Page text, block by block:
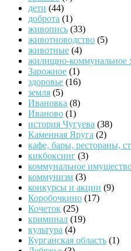
дети (44)
доброта (1)
живопись (33)
животноводство (5)
животные (4)
жилищно-коммунальное
Зарожное (1)
здоровье (16)
земля (5)
Ивановка (8)
Иваново (1)
история Чугуева (38)
Каменная Яруга (2)
кафе, бары, рестораны,
кикбоксинг (3)
коммунальное
коммунизм (3)
конкурсы и акции (9)
Коробочкино (17)
Кочеток (25)
криминал (19)
культура (4)
Курганская область (1)